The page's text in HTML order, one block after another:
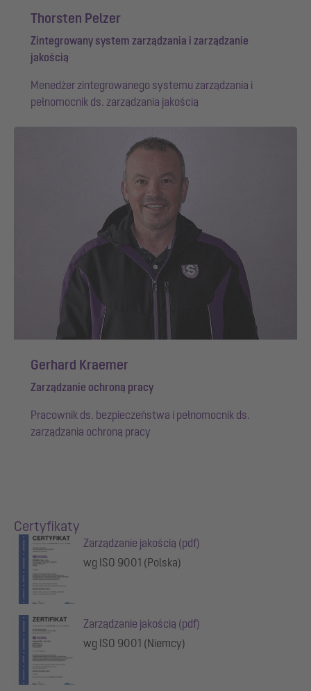
Thorsten Pelzer
Zintegrowany system zarządzania i zarządzanie
jakością
Menedżer zintegrowanego systemu zarządzania i
pełnomocnik ds. zarządzania jakością
Gerhard Kraemer
Zarządzanie ochroną pracy
Pracownik ds. bezpieczeństwa i pełnomocnik ds.
zarządzania ochroną pracy
Certyfikaty
Zarządzanie jakością (pdf)
wg ISO 9001 (Polska)
Zarządzanie jakością (pdf)
wg ISO 9001 (Niemcy)